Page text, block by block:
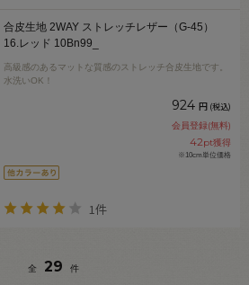
合皮生地 2WAY ストレッチレザー（G-45）
16.レッド 10Bn99_
高級感のあるマットな質感のストレッチ合皮生地です。
水洗いOK！
924 円 (税込)
会員登録(無料)
42pt獲得
※10cm単位価格
1件
全 29 件